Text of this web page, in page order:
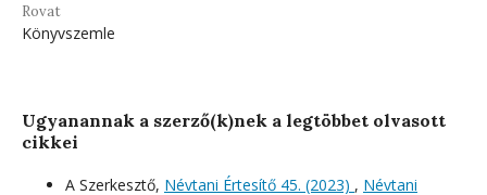
Rovat
Könyvszemle
Ugyanannak a szerző(k)nek a legtöbbet olvasott
cikkei
A Szerkesztő, Névtani Értesítő 45. (2023) , Névtani